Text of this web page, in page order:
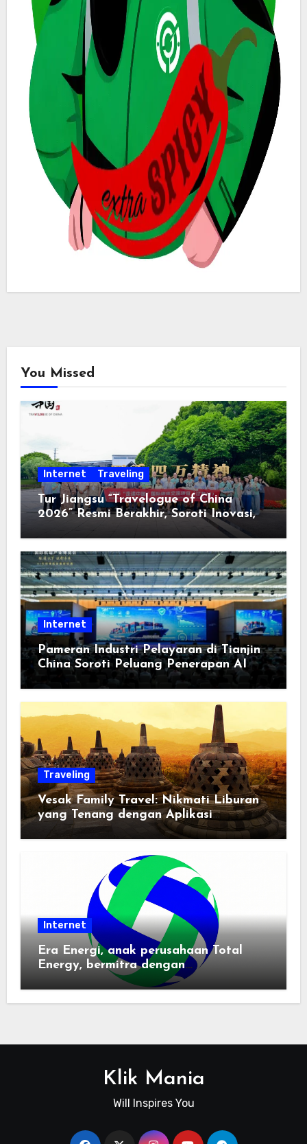
You Missed
Internet Traveling
Tur Jiangsu “Travelogue of China
2026” Resmi Berakhir, Soroti Inovasi,
Keterbukaan, dan Pembangunan
Berorientasi pada Masyarakat
Internet
Pameran Industri Pelayaran di Tianjin
China Soroti Peluang Penerapan AI
Traveling
Vesak Family Travel: Nikmati Liburan
yang Tenang dengan Aplikasi
Pemindai PDF
Internet
Era Energi, anak perusahaan Total
Energy, bermitra dengan
Zhuochuangtong untuk mempercepat
transisi energi Indonesia — raksasa
Klik Mania
Will Inspires You